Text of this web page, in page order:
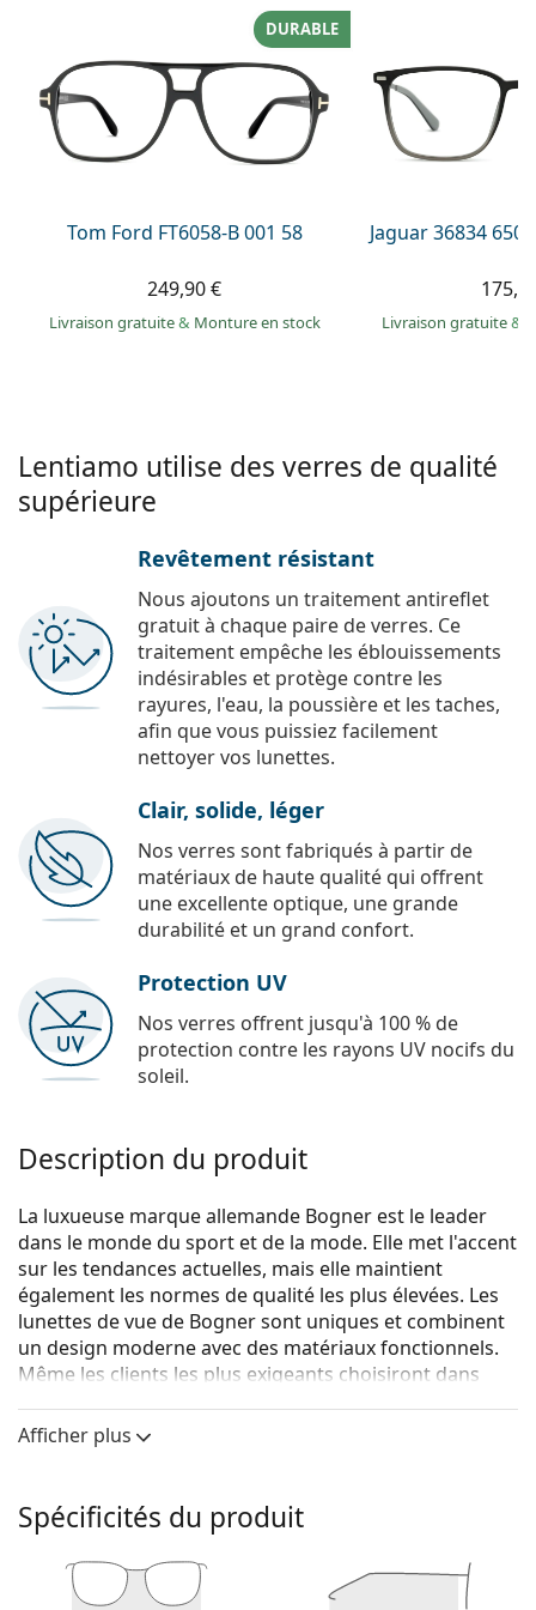
Prada
Toutes les marques
Tom Ford FT6058-B 001 58
DURABLE
249,90 €
Livraison gratuite& Monture en stock
Jaguar 36834
Livraison gratuite&
Lentiamo utilise des verres de qualité
supérieure
Revêtement résistant
Nous ajoutons un traitement antireflet
gratuit à chaque paire de verres. Ce
traitement empêche les éblouissements
indésirables et protège contre les
rayures, l'eau, la poussière et les taches,
afin que vous puissiez facilement
nettoyer vos lunettes.
Clair, solide, léger
Nos verres sont fabriqués à partir de
matériaux de haute qualité qui offrent
une excellente optique, une grande
durabilité et un grand confort.
Protection UV
Nos verres offrent jusqu'à 100 % de
protection contre les rayons UV nocifs du
soleil.
Description du produit
La luxueuse marque allemande Bogner est le leader
dans le monde du sport et de la mode. Elle met l'accent
sur les tendances actuelles, mais elle maintient
également les normes de qualité les plus élevées. Les
lunettes de vue de Bogner sont uniques et combinent
un design moderne avec des matériaux fonctionnels.
Même les clients les plus exigeants choisiront dans
Bogner 62013 4852 18 55
Monture de lunettes de vue
parfaitement avec tous les teints et des cheveux
roux, gris, blancs ou blond foncé.
Afficher plus
Spécificités du produit